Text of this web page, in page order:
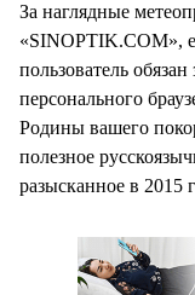
За наглядные
«SINOPTIK.COM»,
пользователь
персонального
Родины вашего
полезное
разысканное в 2015